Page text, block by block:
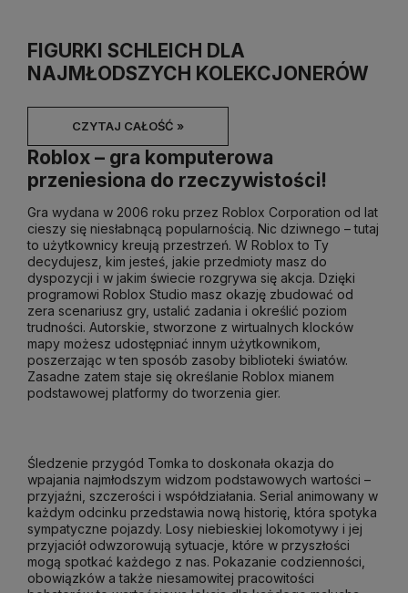
FIGURKI SCHLEICH DLA
NAJMŁODSZYCH KOLEKCJONERÓW
CZYTAJ CAŁOŚĆ »
Roblox – gra komputerowa
przeniesiona do rzeczywistości!
Gra wydana w 2006 roku przez Roblox Corporation od lat
cieszy się niesłabnącą popularnością. Nic dziwnego – tutaj
to użytkownicy kreują przestrzeń. W Roblox to Ty
decydujesz, kim jesteś, jakie przedmioty masz do
dyspozycji i w jakim świecie rozgrywa się akcja. Dzięki
programowi Roblox Studio masz okazję zbudować od
zera scenariusz gry, ustalić zadania i określić poziom
trudności. Autorskie, stworzone z wirtualnych klocków
mapy możesz udostępniać innym użytkownikom,
poszerzając w ten sposób zasoby biblioteki światów.
Zasadne zatem staje się określanie Roblox mianem
podstawowej platformy do tworzenia gier.
Śledzenie przygód Tomka to doskonała okazja do
wpajania najmłodszym widzom podstawowych wartości –
przyjaźni, szczerości i współdziałania. Serial animowany w
każdym odcinku przedstawia nową historię, która spotyka
sympatyczne pojazdy. Losy niebieskiej lokomotywy i jej
przyjaciół odwzorowują sytuacje, które w przyszłości
mogą spotkać każdego z nas. Pokazanie codzienności,
obowiązków a także niesamowitej pracowitości